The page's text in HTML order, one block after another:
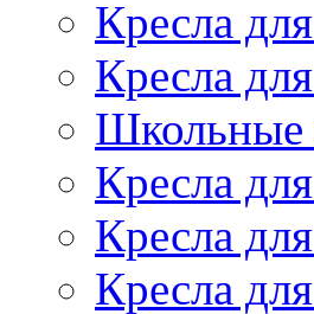
Кресла
Кресла
Школьные
Кресла
Кресла
Кресла